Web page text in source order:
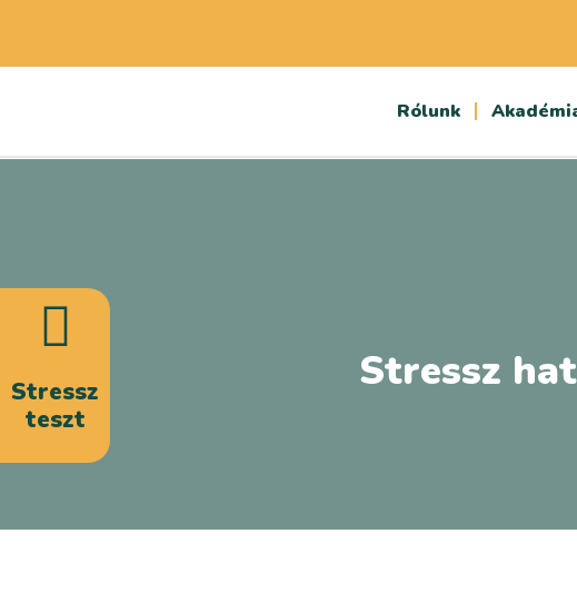
Rólunk
Stressz
teszt
Stressz